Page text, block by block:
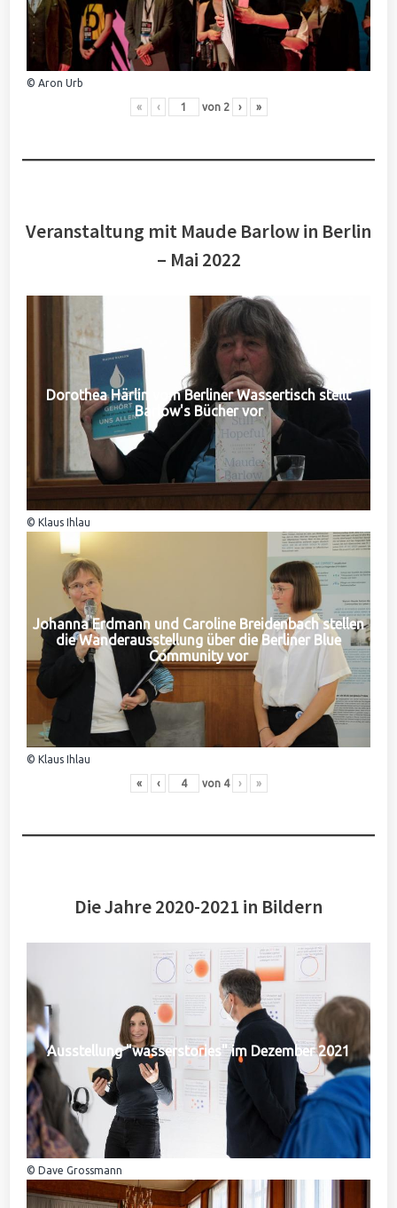
© Aron Urb
« ‹ von 2 › »
Veranstaltung mit Maude Barlow in Berlin
– Mai 2022
Dorothea Härlin vom Berliner Wassertisch stellt
Barlow's Bücher vor
© Klaus Ihlau
Johanna Erdmann und Caroline Breidenbach stellen
die Wanderausstellung über die Berliner Blue
Community vor
© Klaus Ihlau
« ‹ von 4 › »
Die Jahre 2020-2021 in Bildern
Ausstellung "wasserstories" im Dezember 2021
© Dave Grossmann